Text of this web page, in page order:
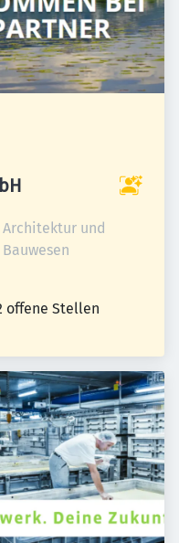
Architektur und
Bauwesen
offene Stellen